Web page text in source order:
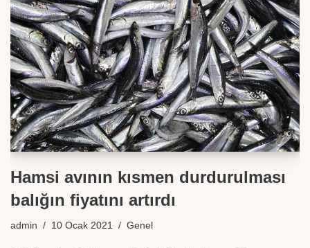
Hamsi avının kısmen durdurulması
balığın fiyatını artırdı
admin 10 Ocak 2021 Genel